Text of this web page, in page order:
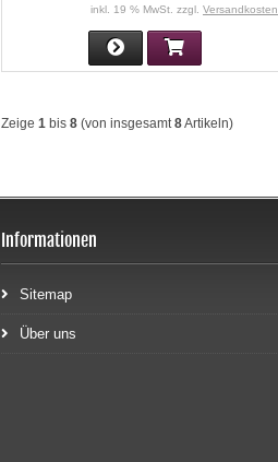
inkl. 19 % MwSt. zzgl. Versandkosten
Zeige 1 bis 8 (von insgesamt 8Artikeln)
Informationen
Sitemap
Über uns